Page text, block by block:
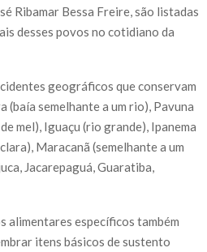
Ribamar Bessa Freire, são listadas
desses povos no cotidiano da
geográficos que conservam
(baía semelhante a um rio), Pavuna
mel), Iguaçu (rio grande), Ipanema
Maracanã (semelhante a um
Jacarepaguá, Guaratiba,
alimentares específicos também
itens básicos de sustento